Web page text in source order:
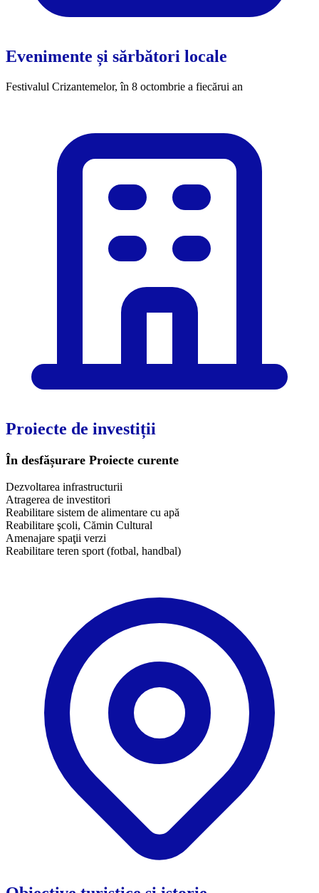
Evenimente și sărbători locale
Festivalul Crizantemelor, în 8 octombrie a fiecărui an
Proiecte de investiții
În desfășurare Proiecte curente
Dezvoltarea infrastructurii
Atragerea de investitori
Reabilitare sistem de alimentare cu apă
Reabilitare şcoli, Cămin Cultural
Amenajare spaţii verzi
Reabilitare teren sport (fotbal, handbal)